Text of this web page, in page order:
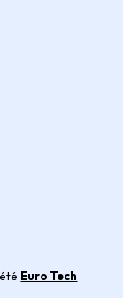
Euro Tech